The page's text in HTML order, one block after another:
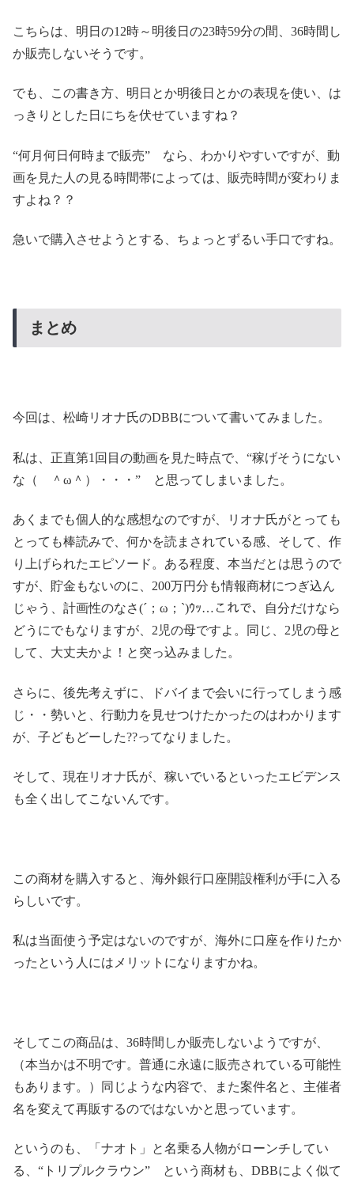
こちらは、明日の12時～明後日の23時59分の間、36時間し
か販売しないそうです。
でも、この書き方、明日とか明後日とかの表現を使い、は
っきりとした日にちを伏せていますね？
“何月何日何時まで販売” なら、わかりやすいですが、動
画を見た人の見る時間帯によっては、販売時間が変わりま
すよね？？
急いで購入させようとする、ちょっとずるい手口ですね。
まとめ
今回は、松崎リオナ氏のDBBについて書いてみました。
私は、正直第1回目の動画を見た時点で、“稼げそうにない
な（ ＾ω＾）・・・” と思ってしまいました。
あくまでも個人的な感想なのですが、リオナ氏がとっても
とっても棒読みで、何かを読まされている感、そして、作
り上げられたエピソード。ある程度、本当だとは思うので
すが、貯金もないのに、200万円分も情報商材につぎ込ん
じゃう、計画性のなさ(´；ω；`)ｳｯ…これで、自分だけなら
どうにでもなりますが、2児の母ですよ。同じ、2児の母と
して、大丈夫かよ！と突っ込みました。
さらに、後先考えずに、ドバイまで会いに行ってしまう感
じ・・勢いと、行動力を見せつけたかったのはわかります
が、子どもどーした??ってなりました。
そして、現在リオナ氏が、稼いでいるといったエビデンス
も全く出してこないんです。
この商材を購入すると、海外銀行口座開設権利が手に入る
らしいです。
私は当面使う予定はないのですが、海外に口座を作りたか
ったという人にはメリットになりますかね。
そしてこの商品は、36時間しか販売しないようですが、
（本当かは不明です。普通に永遠に販売されている可能性
もあります。）同じような内容で、また案件名と、主催者
名を変えて再販するのではないかと思っています。
というのも、「ナオト」と名乗る人物がローンチしてい
る、“トリプルクラウン” という商材も、DBBによく似て